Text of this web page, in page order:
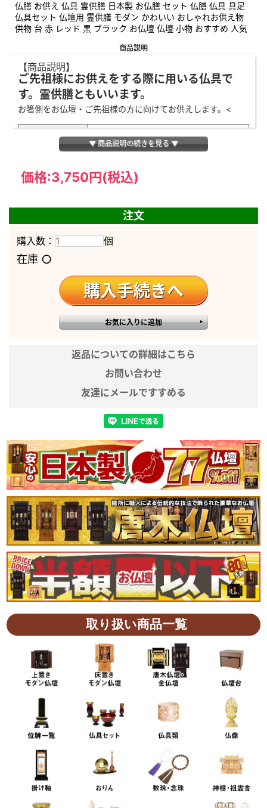
仏膳 お供え 仏具 霊供膳 日本製 お仏膳 セット 仏膳 仏具 具足
仏具セット 仏壇用 霊供膳 モダン かわいい おしゃれお供え物
供物 台 赤 レッド 黒 ブラック お仏壇 仏壇 小物 おすすめ 人気
商品説明
【商品説明】
ご先祖様にお供えをする際に用いる仏具で
す。霊供膳ともいいます。
お箸側をお仏壇・ご先祖様の方に向けてお供えします。<
サイズ
5.0寸
高さ11.0×幅18.0×奥行15.0cm
ます)
浄土真宗以外の宗派でお使いいただ
けます。
備考
※実際のサイズと若干異なる場合が
※実際の商品と色味が若干異なって
見える場合がございます。
※液晶画面の見え方によっては、実
際より色合いが濃く見える場合があ
ります。
※商品仕様につきましては予告なく
変更することがございます。予めご
了承ください。
※のし紙・包装の対応をすることが
▼ 商品説明の続きを見る ▼
価格:3,750円 (税込)
注文
購入数： 個
在庫 ○
返品についての詳細はこちら
お問い合わせ
友達にメールですすめる
取り扱い商品一覧